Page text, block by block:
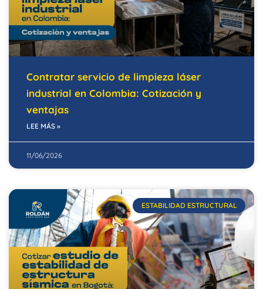
Contratar servicio de limpieza láser
industrial en Colombia: Cotización y
ventajas
LEE MÁS »
11/06/2026
ESTABILIDAD ESTRUCTURAL